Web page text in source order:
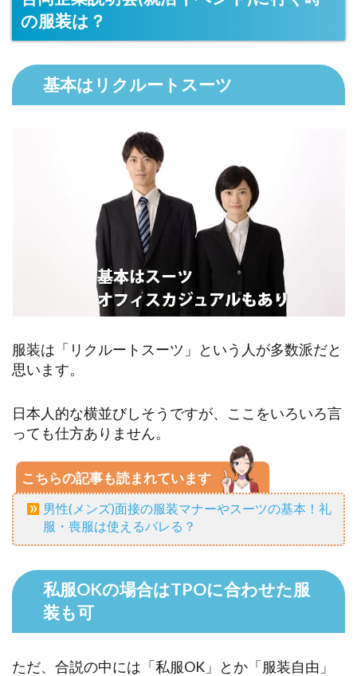
の服装は？
基本はリクルートスーツ
服装は「リクルートスーツ」という人が多数派だと
思います。
日本人的な横並びしそうですが、ここをいろいろ言
っても仕方ありません。
こちらの記事も読まれています
男性(メンズ)面接の服装マナーやスーツの基本！礼
服・喪服は使えるバレる？
私服OKの場合はTPOに合わせた服
装も可
ただ、合説の中には「私服OK」とか「服装自由」